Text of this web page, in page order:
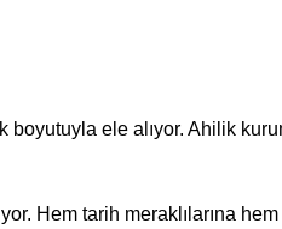
boyutuyla ele alıyor. Ahilik
Hem tarih meraklılarına